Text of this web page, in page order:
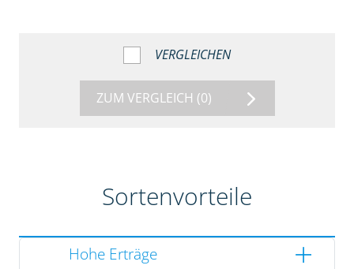
VERGLEICHEN
ZUM VERGLEICH (0)
Sortenvorteile
Hohe Erträge